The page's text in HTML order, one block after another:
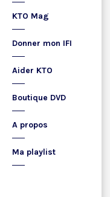
KTO Mag
Donner mon IFI
Aider KTO
Boutique DVD
A propos
Ma playlist